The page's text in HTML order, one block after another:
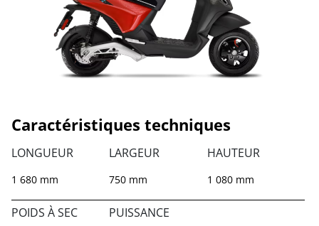
Caractéristiques techniques
LONGUEUR
1 680 mm
LARGEUR
750 mm
HAUTEUR
1 080 mm
POIDS À SEC PUISSANCE